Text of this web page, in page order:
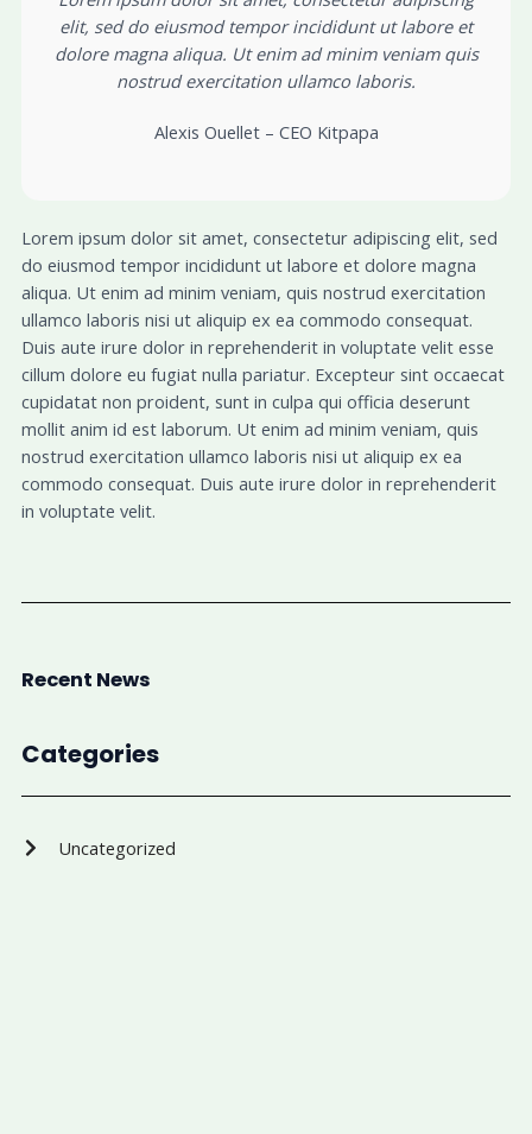
elit, sed do eiusmod tempor incididunt ut labore et
dolore magna aliqua. Ut enim ad minim veniam quis
nostrud exercitation ullamco laboris.
Alexis Ouellet – CEO Kitpapa
Lorem ipsum dolor sit amet, consectetur adipiscing elit, sed
do eiusmod tempor incididunt ut labore et dolore magna
aliqua. Ut enim ad minim veniam, quis nostrud exercitation
ullamco laboris nisi ut aliquip ex ea commodo consequat.
Duis aute irure dolor in reprehenderit in voluptate velit esse
cillum dolore eu fugiat nulla pariatur. Excepteur sint occaecat
cupidatat non proident, sunt in culpa qui officia deserunt
mollit anim id est laborum. Ut enim ad minim veniam, quis
nostrud exercitation ullamco laboris nisi ut aliquip ex ea
commodo consequat. Duis aute irure dolor in reprehenderit
in voluptate velit.
Recent News
Categories
Uncategorized